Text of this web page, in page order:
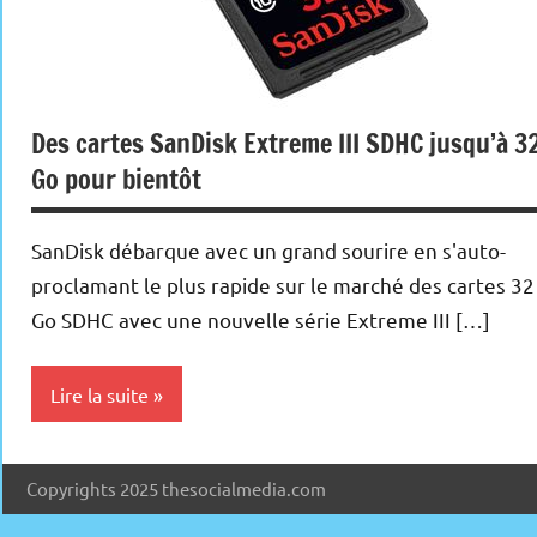
Des cartes SanDisk Extreme III SDHC jusqu’à
Go pour bientôt
SanDisk débarque avec un grand sourire en s'auto-
proclamant le plus rapide sur le marché des cartes 32
Go SDHC avec une nouvelle série Extreme III […]
Lire la suite
Copyrights 2025 thesocialmedia.com